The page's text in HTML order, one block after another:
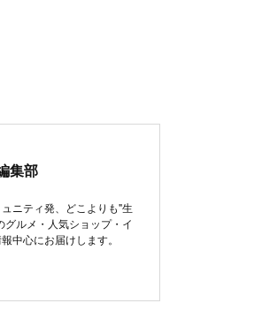
集部
ニティ発、どこよりも"生
ルメ・人気ショップ・イ
中心にお届けします。